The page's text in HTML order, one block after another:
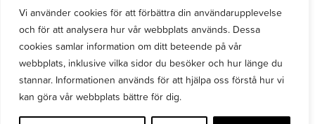
Vi använder cookies för att förbättra din användarupplevelse
och för att analysera hur vår webbplats används. Dessa
cookies samlar information om ditt beteende på vår
webbplats, inklusive vilka sidor du besöker och hur länge du
stannar. Informationen används för att hjälpa oss förstå hur vi
kan göra vår webbplats bättre för dig.
Om Bonnierförlagen
Cookies
Integritetspolicy